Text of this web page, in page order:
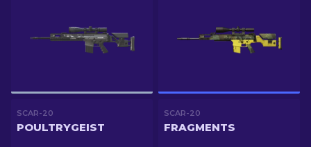
SCAR-20
POULTRYGEIST
SCAR-20
FRAGMENTS